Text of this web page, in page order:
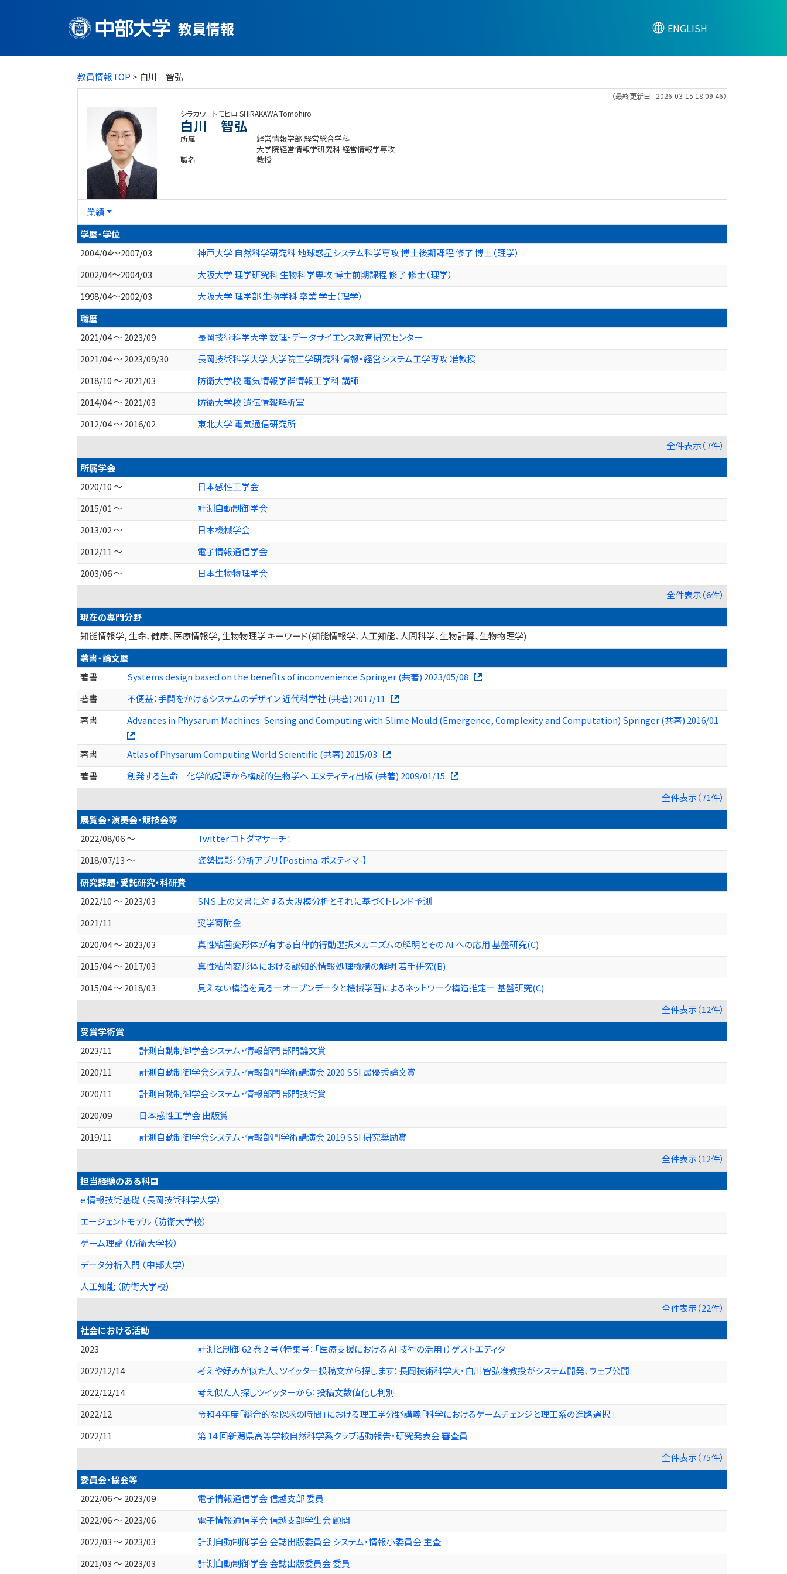
教員情報 ENGLISH
教員情報TOP > 白川 智弘
（最終更新日 : 2026-03-15 18:09:46）
シラカワ トモヒロ SHIRAKAWA Tomohiro
白川 智弘
所属
経営情報学部 経営総合学科
大学院経営情報学研究科 経営情報学専攻
職名
教授
業績
学歴・学位
2004/04～2007/03
神戸大学 自然科学研究科 地球惑星システム科学専攻 博士後期課程 修了 博士（理学）
2002/04～2004/03
大阪大学 理学研究科 生物科学専攻 博士前期課程 修了 修士（理学）
1998/04～2002/03
大阪大学 理学部 生物学科 卒業 学士（理学）
職歴
2021/04 ～ 2023/09
長岡技術科学大学 数理・データサイエンス教育研究センター
2021/04 ～ 2023/09/30
長岡技術科学大学 大学院工学研究科 情報・経営システム工学専攻 准教授
2018/10 ～ 2021/03
防衛大学校 電気情報学群情報工学科 講師
2014/04 ～ 2021/03
防衛大学校 遺伝情報解析室
2012/04 ～ 2016/02
東北大学 電気通信研究所
全件表示（7件）
所属学会
2020/10 ～
日本感性工学会
2015/01 ～
計測自動制御学会
2013/02 ～
日本機械学会
2012/11 ～
電子情報通信学会
2003/06 ～
日本生物物理学会
全件表示（6件）
現在の専門分野
知能情報学, 生命、健康、医療情報学, 生物物理学 キーワード(知能情報学、人工知能、人間科学、生物計算、生物物理学)
著書・論文歴
著書
Systems design based on the benefits of inconvenience Springer (共著) 2023/05/08
著書
不便益：手間をかけるシステムのデザイン 近代科学社 (共著) 2017/11
著書
Advances in Physarum Machines: Sensing and Computing with Slime Mould (Emergence, Complexity and Computation) Springer (共著) 2016/01
著書
Atlas of Physarum Computing World Scientific (共著) 2015/03
著書
創発する生命―化学的起源から構成的生物学へ エヌティティ出版 (共著) 2009/01/15
全件表示（71件）
展覧会・演奏会・競技会等
2022/08/06 ～
Twitter コトダマサーチ！
2018/07/13 ～
姿勢撮影･分析アプリ【Postima-ポスティマ-】
研究課題・受託研究・科研費
2022/10 ～ 2023/03
SNS 上の文書に対する大規模分析とそれに基づくトレンド予測
2021/11
奨学寄附金
2020/04 ～ 2023/03
真性粘菌変形体が有する自律的行動選択メカニズムの解明とその AI への応用 基盤研究(C)
2015/04 ～ 2017/03
真性粘菌変形体における認知的情報処理機構の解明 若手研究(B)
2015/04 ～ 2018/03
見えない構造を見るーオープンデータと機械学習によるネットワーク構造推定ー 基盤研究(C)
全件表示（12件）
受賞学術賞
2023/11
計測自動制御学会システム・情報部門 部門論文賞
2020/11
計測自動制御学会システム・情報部門学術講演会 2020 SSI 最優秀論文賞
2020/11
計測自動制御学会システム・情報部門 部門技術賞
2020/09
日本感性工学会 出版賞
2019/11
計測自動制御学会システム・情報部門学術講演会 2019 SSI 研究奨励賞
全件表示（12件）
担当経験のある科目
e 情報技術基礎 （長岡技術科学大学）
エージェントモデル （防衛大学校）
ゲーム理論 （防衛大学校）
データ分析入門 （中部大学）
人工知能 （防衛大学校）
全件表示（22件）
社会における活動
2023
計測と制御 62 巻 2 号（特集号：「医療支援における AI 技術の活用」）ゲストエディタ
2022/12/14
考えや好みが似た人、ツイッター投稿文から探します：長岡技術科学大・白川智弘准教授がシステム開発、ウェブ公開
2022/12/14
考え似た人探しツイッターから：投稿文数値化し判別
2022/12
令和４年度「総合的な探求の時間」における理工学分野講義「科学におけるゲームチェンジと理工系の進路選択」
2022/11
第 14 回新潟県高等学校自然科学系クラブ活動報告・研究発表会 審査員
全件表示（75件）
委員会・協会等
2022/06 ～ 2023/09
電子情報通信学会 信越支部 委員
2022/06 ～ 2023/06
電子情報通信学会 信越支部学生会 顧問
2022/03 ～ 2023/03
計測自動制御学会 会誌出版委員会 システム・情報小委員会 主査
2021/03 ～ 2023/03
計測自動制御学会 会誌出版委員会 委員